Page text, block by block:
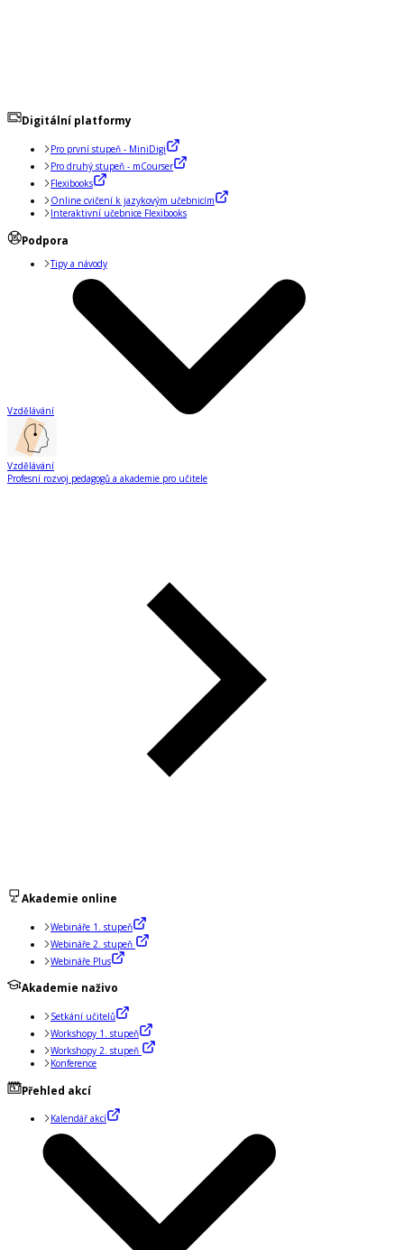
Digitální platformy
Pro první stupeň - MiniDigi
Pro druhý stupeň - mCourser
Flexibooks
Online cvičení k jazykovým učebnicím
Interaktivní učebnice Flexibooks
Podpora
Tipy a návody
Vzdělávání
Vzdělávání
Profesní rozvoj pedagogů a akademie pro učitele
Akademie online
Webináře 1. stupeň
Webináře 2. stupeň
Webináře Plus
Akademie naživo
Setkání učitelů
Workshopy 1. stupeň
Workshopy 2. stupeň
Konference
Přehled akcí
Kalendář akcí